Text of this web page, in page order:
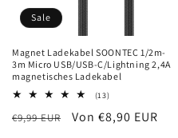
Sale
Magnet Ladekabel SOONTEC 1/2m-
3m Micro USB/USB-C/Lightning 2,4A
magnetisches Ladekabel
(13)13
insgesamt
Normaler
€9,99 EUR Verkaufspreis
Von €8,90 EUR